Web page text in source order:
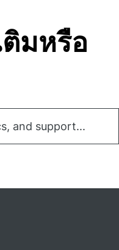
มหรือ
and support...